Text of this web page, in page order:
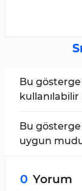
Bu
kullanılabilir
tüm zaman
Bu gösterge
uygun
işlemler için
0 Yorum